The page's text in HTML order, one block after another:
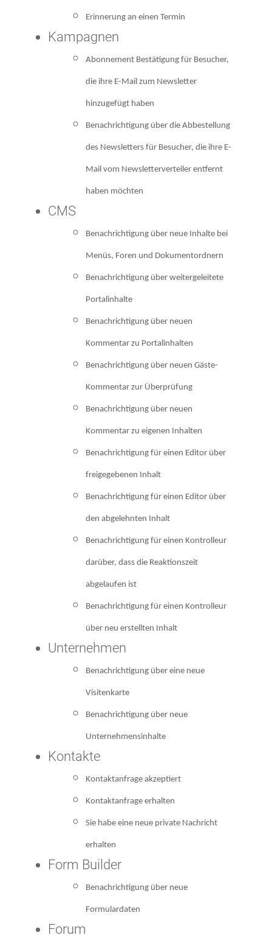
Erinnerung an einen Termin
Kampagnen
Abonnement Bestätigung für Besucher,
die ihre E-Mail zum Newsletter
hinzugefügt haben
Benachrichtigung über die Abbestellung
des Newsletters für Besucher, die ihre E-
Mail vom Newsletterverteiler entfernt
haben möchten
CMS
Benachrichtigung über neue Inhalte bei
Menüs, Foren und Dokumentordnern
Benachrichtigung über weitergeleitete
Portalinhalte
Benachrichtigung über neuen
Kommentar zu Portalinhalten
Benachrichtigung über neuen Gäste-
Kommentar zur Überprüfung
Benachrichtigung über neuen
Kommentar zu eigenen Inhalten
Benachrichtigung für einen Editor über
freigegebenen Inhalt
Benachrichtigung für einen Editor über
den abgelehnten Inhalt
Benachrichtigung für einen Kontrolleur
darüber, dass die Reaktionszeit
abgelaufen ist
Benachrichtigung für einen Kontrolleur
über neu erstellten Inhalt
Unternehmen
Benachrichtigung über eine neue
Visitenkarte
Benachrichtigung über neue
Unternehmensinhalte
Kontakte
Kontaktanfrage akzeptiert
Kontaktanfrage erhalten
Sie habe eine neue private Nachricht
erhalten
Form Builder
Benachrichtigung über neue
Formulardaten
Forum